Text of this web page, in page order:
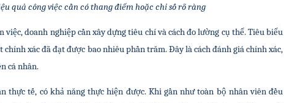
quả công việc cần có thang điểm hoặc chỉ số rõ ràng
doanh nghiệp cần xây dựng tiêu chí và cách đo lường cụ thể. Tiêu biểu
xác đã đạt được bao nhiêu phần trăm. Đây là cách đánh giá chính xác,
cá nhân.
thực tế, có khả năng thực hiện được. Khi gần như toàn bộ nhân viên đều